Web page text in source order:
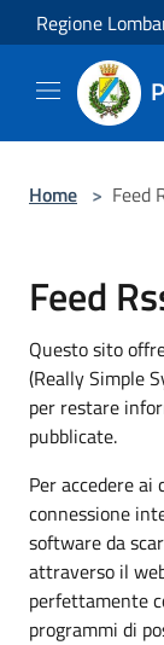
Salta al contenuto
Regione
Home > Feed
Feed
Questo sito
(Really Simple
per restare
pubblicate.
Per accedere
connessione
software da
attraverso il
perfettamente
programmi di